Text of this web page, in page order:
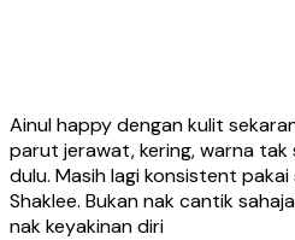
Ainul happy dengan kulit
parut jerawat, kering, warna
dulu. Masih lagi konsistent
Shaklee. Bukan nak cantik
nak keyakinan diri